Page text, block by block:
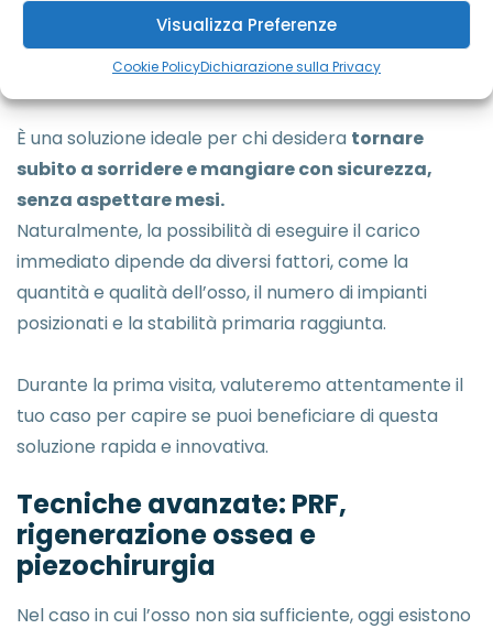
Visualizza Preferenze
Cookie PolicyDichiarazione sulla Privacy
Questa tecnica, chiamata carico immediato
consente di ripristinare estetica e funzione in tempi
rapidissimi, evitando lunghi periodi con protesi mobili.
È una soluzione ideale per chi desidera tornare
subito a sorridere e mangiare con sicurezza,
senza aspettare mesi.
Naturalmente, la possibilità di eseguire il carico
immediato dipende da diversi fattori, come la
quantità e qualità dell’osso, il numero di impianti
posizionati e la stabilità primaria raggiunta.
Durante la prima visita, valuteremo attentamente il
tuo caso per capire se puoi beneficiare di questa
soluzione rapida e innovativa.
Tecniche avanzate: PRF,
rigenerazione ossea e
piezochirurgia
Nel caso in cui l’osso non sia sufficiente, oggi esistono